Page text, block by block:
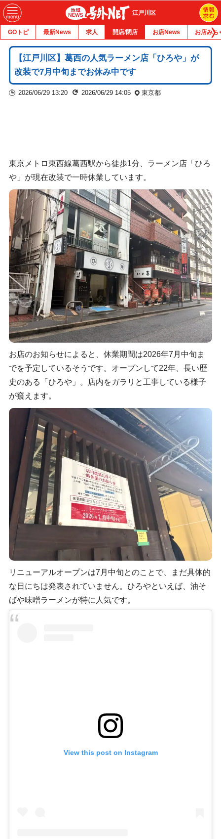
江戸川区
GOトピ 最新News 求人 開店/閉店 お店News お店みち
【江戸川区】葛西の人気ラーメン店「ひろや」が
改装で7月中旬までお休み中です
2026/06/29 13:20 2026/06/29 14:05 東京都
東京メトロ東西線葛西駅から徒歩1分、ラーメン店「ひろ
や」が現在改装で一時休業しています。
お店のお知らせによると、休業期間は2026年7月中旬ま
でを予定しているそうです。オープンして22年、長い歴
史のある「ひろや」。店内をガラリと工事している様子
が窺えます。
リニューアルオープンは7月中旬とのことで、まだ具体的
な日にちは発表されていません。ひろやといえば、油そ
ばや味噌ラーメンが特に人気です。
View this post on Instagram